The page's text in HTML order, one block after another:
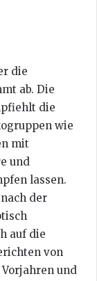
die
ab. Die
die
wie
mit
und
lassen.
der
auf die
von
und